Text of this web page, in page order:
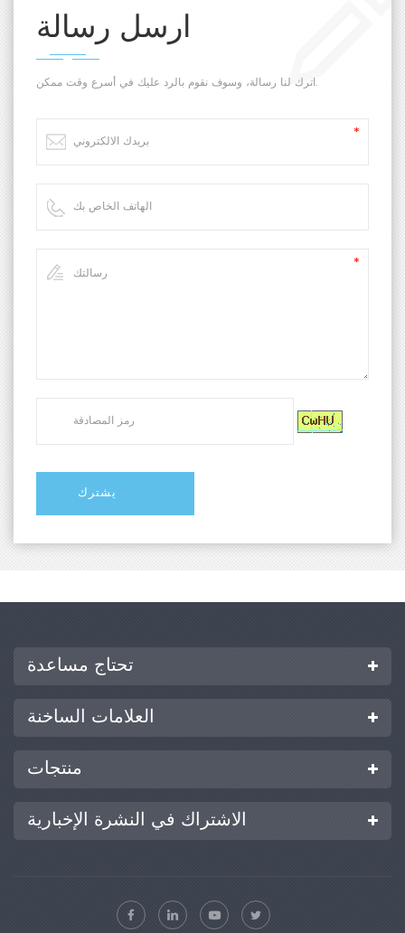
ارسل رسالة
اترك لنا رسالة، وسوف نقوم بالرد عليك في أسرع وقت ممكن.
تحتاج مساعدة
العلامات الساخنة
منتجات
الاشتراك في النشرة الإخبارية